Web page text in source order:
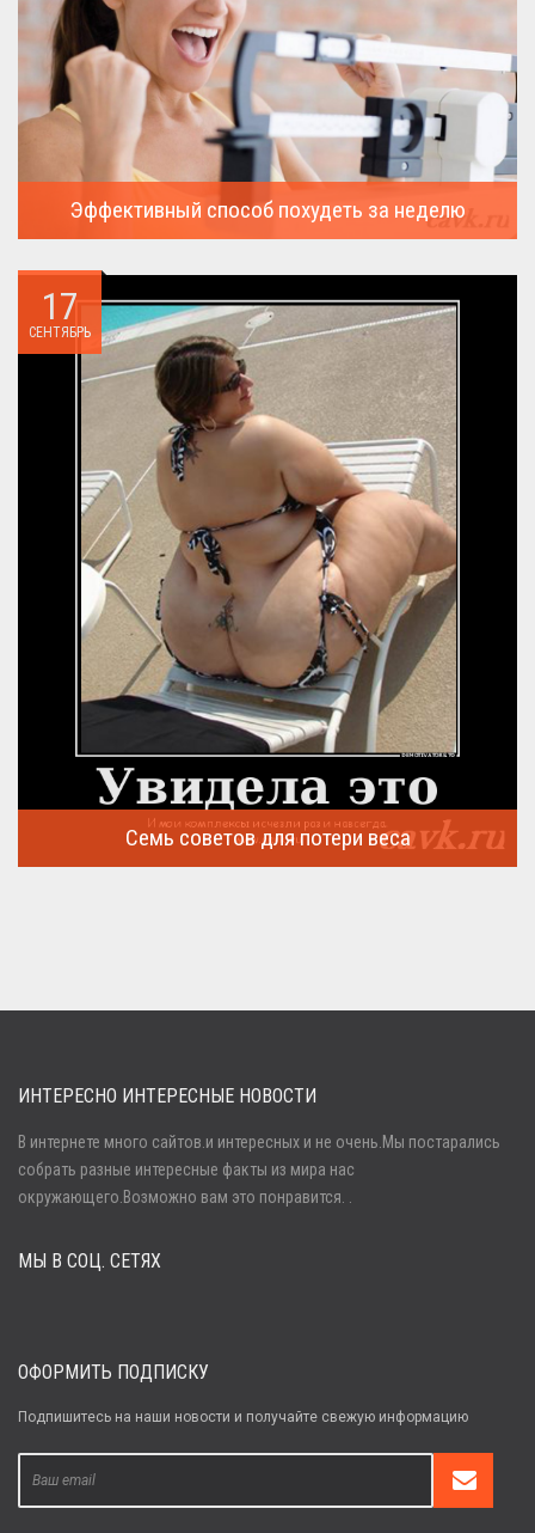
Эффективный способ похудеть за неделю
всегда...
17
СЕНТЯБРЬ
Семь советов для потери веса
Войти
Забыли пароль?
ИНТЕРЕСНО ИНТЕРЕСНЫЕ НОВОСТИ
В интернете много сайтов.и интересных и не очень.Мы постарались
собрать разные интересные факты из мира нас
окружающего.Возможно вам это понравится. .
МЫ В СОЦ. СЕТЯХ
ОФОРМИТЬ ПОДПИСКУ
Подпишитесь на наши новости и получайте свежую информацию